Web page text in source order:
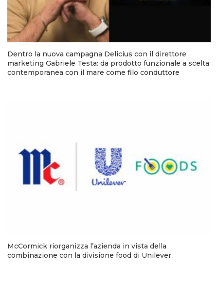
Dentro la nuova campagna Delicius con il direttore
marketing Gabriele Testa: da prodotto funzionale a scelta
contemporanea con il mare come filo conduttore
McCormick riorganizza l’azienda in vista della
combinazione con la divisione food di Unilever